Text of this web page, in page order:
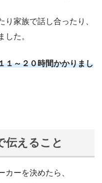
家族で話し合ったり、
した。
１～２０時間かかりまし
伝えること
ーを決めたら、